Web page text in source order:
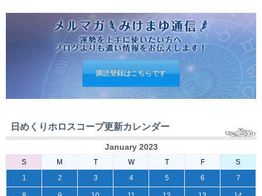
購読登録はこちらです
日めくりホロスコープ更新カレンダー
January 2023
S M T W T F
S
1
2 3 4 5 6 7